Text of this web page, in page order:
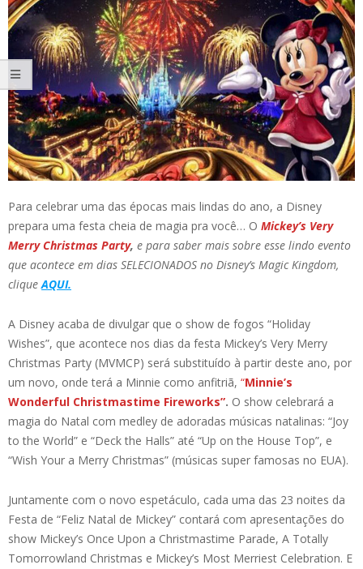
Para celebrar uma das épocas mais lindas do ano, a Disney
prepara uma festa cheia de magia pra você… O Mickey’s Very
Merry Christmas Party, e para saber mais sobre esse lindo evento
que acontece em dias SELECIONADOS no Disney’s Magic Kingdom,
cliqueAQUI.
A Disney acaba de divulgar que o show de fogos “Holiday
Wishes”, que acontece nos dias da festa Mickey’s Very Merry
Christmas Party (MVMCP) será substituído à partir deste ano, por
um novo, onde terá a Minnie como anfitriã, “Minnie’s
Wonderful Christmastime Fireworks”. O show celebrará a
magia do Natal com medley de adoradas músicas natalinas: “Joy
to the World” e “Deck the Halls” até “Up on the House Top”, e
“Wish Your a Merry Christmas” (músicas super famosas no EUA).
Juntamente com o novo espetáculo, cada uma das 23 noites da
Festa de “Feliz Natal de Mickey” contará com apresentações do
show Mickey’s Once Upon a Christmastime Parade, A Totally
Tomorrowland Christmas e Mickey’s Most Merriest Celebration. E